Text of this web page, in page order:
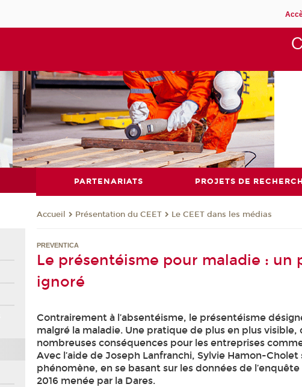
PARTENARIATS PROJETS DE
Accueil Présentation du CEET Le CEET dans les médias
PREVENTICA
Le présentéisme pour maladie : un
ignoré
Contrairement à l’absentéisme, le présentéisme
malgré la maladie. Une pratique de plus en plus
nombreuses conséquences pour les entreprises
Avec l’aide de Joseph Lanfranchi, Sylvie Hamon-Cholet
phénomène, en se basant sur les données de
2016 menée par la Dares.